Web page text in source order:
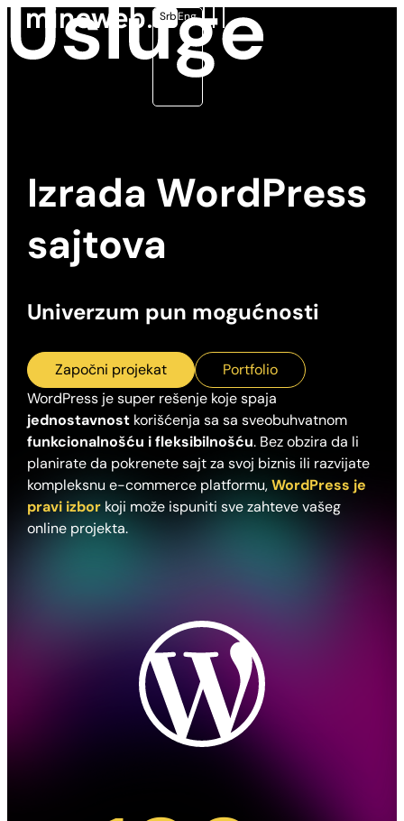
Eng
Srb
Izrada WordPress
sajtova
Univerzum pun mogućnosti
Započni projekat
Portfolio
WordPress je super rešenje koje spaja
jednostavnostkorišćenja sa sa sveobuhvatnom
funkcionalnošću i fleksibilnošću. Bez obzira da li
planirate da pokrenete sajt za svoj biznis ili razvijate
kompleksnu e-commerce platformu,WordPress je
pravi izborkoji može ispuniti sve zahteve vašeg
online projekta.